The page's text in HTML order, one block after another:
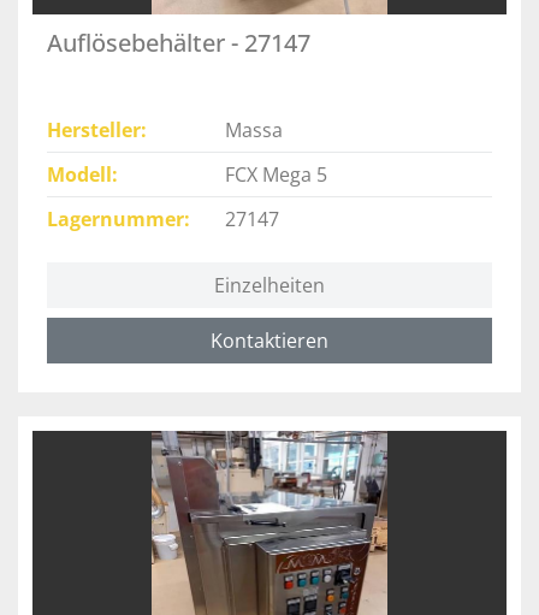
Auflösebehälter - 27147
Hersteller
Massa
Modell
FCX Mega 5
Lagernummer
27147
Einzelheiten
Kontaktieren